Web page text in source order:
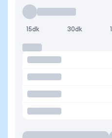
15dk 30dk